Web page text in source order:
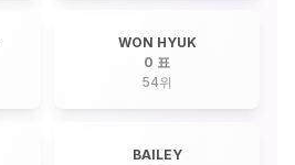
WON HYUK
0 표
54위
BAILEY